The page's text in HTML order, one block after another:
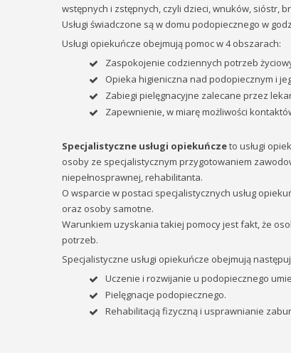
wstępnych i zstępnych, czyli dzieci, wnuków, sióstr,
Usługi świadczone są w domu podopiecznego w
Usługi opiekuńcze obejmują pomoc w 4 obszarach:
Zaspokojenie codziennych potrzeb
Opieka higieniczna nad podopiecznym i
Zabiegi pielęgnacyjne zalecane przez
Zapewnienie, w miarę możliwości
Specjalistyczne usługi opiekuńczeto usługi
osoby ze specjalistycznym przygotowaniem
niepełnosprawnej, rehabilitanta.
O wsparcie w postaci specjalistycznych usług
oraz osoby samotne.
Warunkiem uzyskania takiej pomocy jest fakt, że
potrzeb.
Specjalistyczne usługi opiekuńcze obejmują
Uczenie i rozwijanie u podopiecznego
Pielęgnacje podopiecznego.
Rehabilitacją fizyczną i usprawnianie